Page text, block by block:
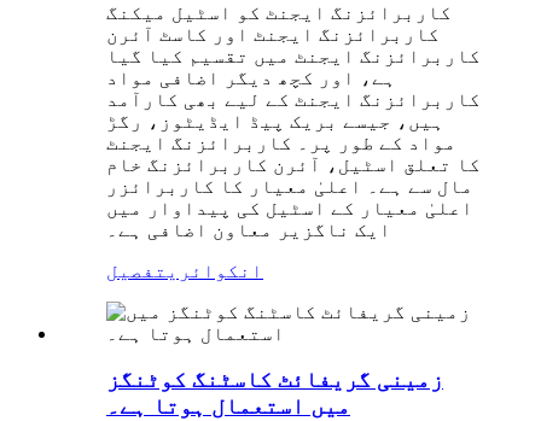
کاربرائزنگ ایجنٹ کو اسٹیل میکنگ
کاربرائزنگ ایجنٹ اور کاسٹ آئرن
کاربرائزنگ ایجنٹ میں تقسیم کیا گیا
ہے، اور کچھ دیگر اضافی مواد
کاربرائزنگ ایجنٹ کے لیے بھی کارآمد
ہیں، جیسے بریک پیڈ ایڈیٹوز، رگڑ
مواد کے طور پر۔ کاربرائزنگ ایجنٹ
کا تعلق اسٹیل، آئرن کاربرائزنگ خام
مال سے ہے۔ اعلیٰ معیار کا کاربرائزر
اعلیٰ معیار کے اسٹیل کی پیداوار میں
ایک ناگزیر معاون اضافی ہے۔
انکوائری تفصیل
زمینی گریفائٹ کاسٹنگ کوٹنگز
میں استعمال ہوتا ہے۔